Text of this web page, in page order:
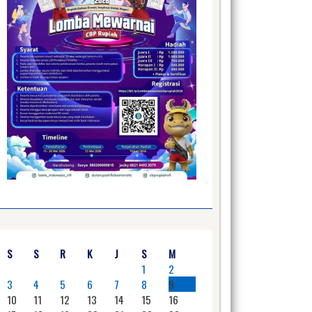
S S R K J S
M
1
2
3
4 5 6 7 8
9
10
11 12 13 14 15
16